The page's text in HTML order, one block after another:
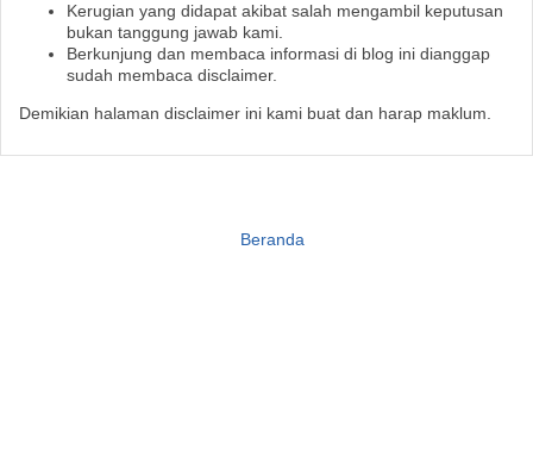
Kerugian yang didapat akibat salah mengambil keputusan
bukan tanggung jawab kami.
Berkunjung dan membaca informasi di blog ini dianggap
sudah membaca disclaimer.
Demikian halaman disclaimer ini kami buat dan harap maklum.
Beranda